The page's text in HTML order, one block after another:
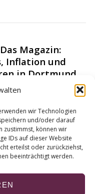
wir Technologien
und/oder darauf
zustimmst, können wir
IDs auf dieser Website
erteilst oder zurückziehst,
beeinträchtigt werden.
Magazin:
Inflation und
in Dortmund
sparen in der
– Wie ein
bei der
helfen kann